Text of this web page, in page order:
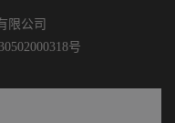
限公司
号